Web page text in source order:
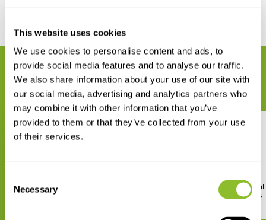
This website uses cookies
We use cookies to personalise content and ads, to
provide social media features and to analyse our traffic.
We also share information about your use of our site with
our social media, advertising and analytics partners who
may combine it with other information that you’ve
provided to them or that they’ve collected from your use
of their services.
Selection
Necessary
GERELATEERDE PRODUCTEN
Maak uw bestelling compleet
Field Guide to Wild Flowers of
Birds of KwaZulu-
Their Zulu Names